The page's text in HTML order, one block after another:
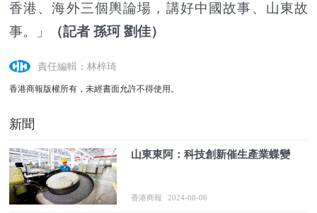
香港、海外三個輿論場，講好中國故事、山東故
事。」
（記者 孫珂 劉佳）
責任編輯：林梓琦
香港商報版權所有，未經書面允許不得使用。
新聞
山東東阿：科技創新催生產業蝶變
香港商報 2024-08-06